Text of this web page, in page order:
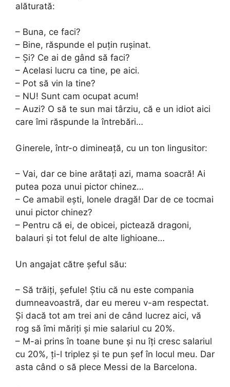
alăturată:
– Buna, ce faci?
– Bine, răspunde el puțin rușinat.
– Și? Ce ai de gând să faci?
– Acelasi lucru ca tine, pe aici.
– Pot să vin la tine?
– NU! Sunt cam ocupat acum!
– Auzi? O să te sun mai târziu, că e un idiot aici
care îmi răspunde la întrebări…
Ginerele, într-o dimineață, cu un ton lingusitor:
– Vai, dar ce bine arătați azi, mama soacră! Ai
putea poza unui pictor chinez…
– Ce amabil ești, Ionele dragă! Dar de ce tocmai
unui pictor chinez?
– Pentru că ei, de obicei, pictează dragoni,
balauri și tot felul de alte lighioane…
Un angajat către șeful său:
– Să trăiți, șefule! Știu că nu este compania
dumneavoastră, dar eu mereu v-am respectat.
Și dacă tot am trei ani de când lucrez aici, vă
rog să îmi măriți și mie salariul cu 20%.
– M-ai prins în toane bune și nu îți cresc salariul
cu 20%, ți-l triplez și te pun șef în locul meu. Dar
asta când o să plece Messi de la Barcelona.